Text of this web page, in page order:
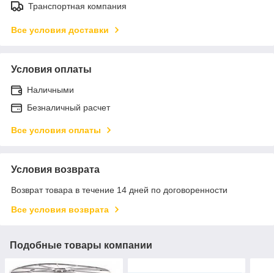
Транспортная компания
Все условия доставки
Условия оплаты
Наличными
Безналичный расчет
Все условия оплаты
Условия возврата
Возврат товара в течение 14 дней по договоренности
Все условия возврата
Подобные товары компании